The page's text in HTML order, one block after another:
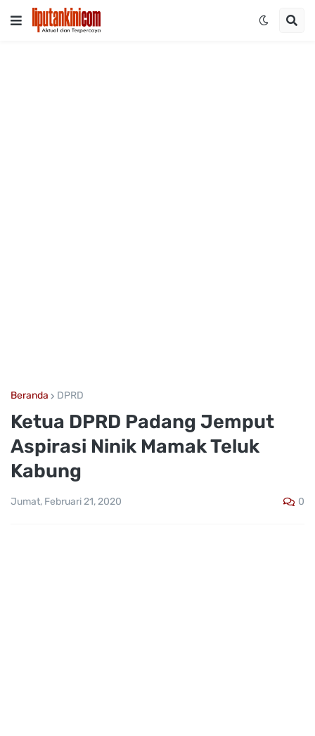
Beranda DPRD
Ketua DPRD Padang Jemput
Aspirasi Ninik Mamak Teluk
Kabung
Jumat, Februari 21, 2020 0